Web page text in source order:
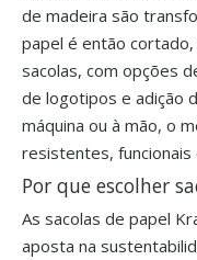
de madeira são
papel é então
sacolas, com opções
de logotipos e adição
máquina ou à mão, o
resistentes, funcionais
Por que escolher
As sacolas de papel
aposta na